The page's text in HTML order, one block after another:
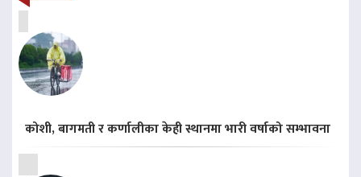
कोशी, बागमती र कर्णालीका केही स्थानमा भारी वर्षाको सम्भावना